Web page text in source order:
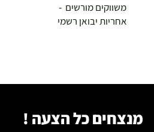
משווקים מורשים -
אחריות יבואן רשמי
מנצחים כל הצעה !